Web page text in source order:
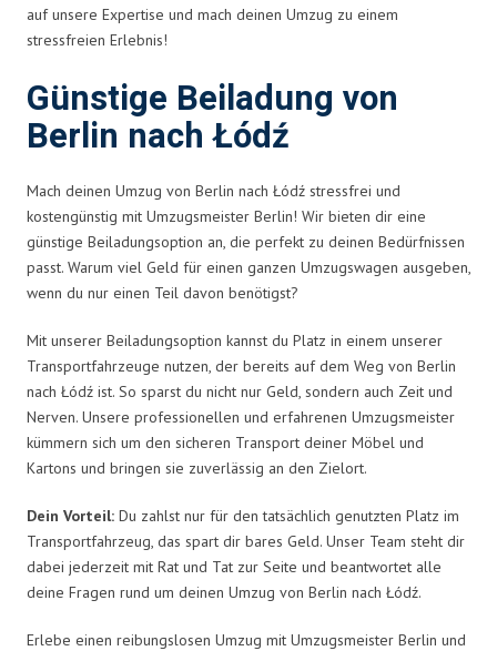
auf unsere Expertise und mach deinen Umzug zu einem
stressfreien Erlebnis!
Günstige Beiladung von
Berlin nach Łódź
Mach deinen Umzug von Berlin nach Łódź stressfrei und
kostengünstig mit Umzugsmeister Berlin! Wir bieten dir eine
günstige Beiladungsoption an, die perfekt zu deinen Bedürfnissen
passt. Warum viel Geld für einen ganzen Umzugswagen ausgeben,
wenn du nur einen Teil davon benötigst?
Mit unserer Beiladungsoption kannst du Platz in einem unserer
Transportfahrzeuge nutzen, der bereits auf dem Weg von Berlin
nach Łódź ist. So sparst du nicht nur Geld, sondern auch Zeit und
Nerven. Unsere professionellen und erfahrenen Umzugsmeister
kümmern sich um den sicheren Transport deiner Möbel und
Kartons und bringen sie zuverlässig an den Zielort.
Dein Vorteil: Du zahlst nur für den tatsächlich genutzten Platz im
Transportfahrzeug, das spart dir bares Geld. Unser Team steht dir
dabei jederzeit mit Rat und Tat zur Seite und beantwortet alle
deine Fragen rund um deinen Umzug von Berlin nach Łódź.
Erlebe einen reibungslosen Umzug mit Umzugsmeister Berlin und